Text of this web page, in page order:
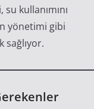
kullanımını
yönetimi gibi
sağlıyor.